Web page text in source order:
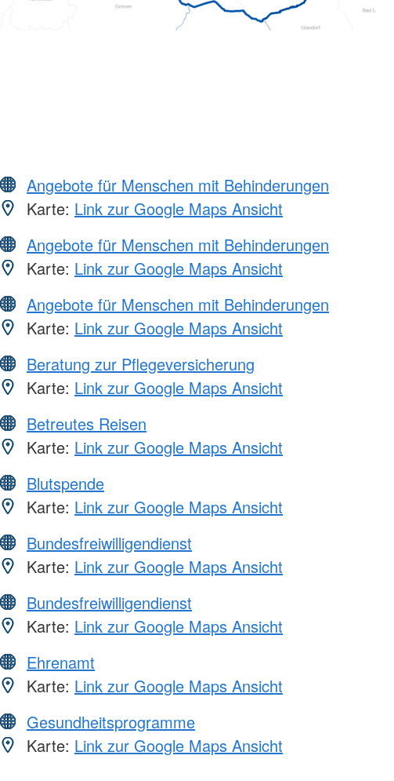
Angebote für Menschen mit Behinderungen
Karte: Link zur Google Maps Ansicht
Angebote für Menschen mit Behinderungen
Karte: Link zur Google Maps Ansicht
Angebote für Menschen mit Behinderungen
Karte: Link zur Google Maps Ansicht
Beratung zur Pflegeversicherung
Karte: Link zur Google Maps Ansicht
Betreutes Reisen
Karte: Link zur Google Maps Ansicht
Blutspende
Karte: Link zur Google Maps Ansicht
Bundesfreiwilligendienst
Karte: Link zur Google Maps Ansicht
Bundesfreiwilligendienst
Karte: Link zur Google Maps Ansicht
Ehrenamt
Karte: Link zur Google Maps Ansicht
Gesundheitsprogramme
Karte: Link zur Google Maps Ansicht